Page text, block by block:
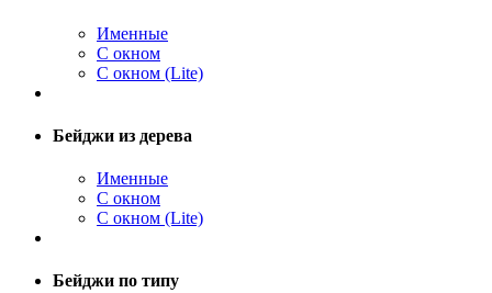
Именные
С окном
С окном (Lite)
Бейджи из дерева
Именные
С окном
С окном (Lite)
Бейджи по типу